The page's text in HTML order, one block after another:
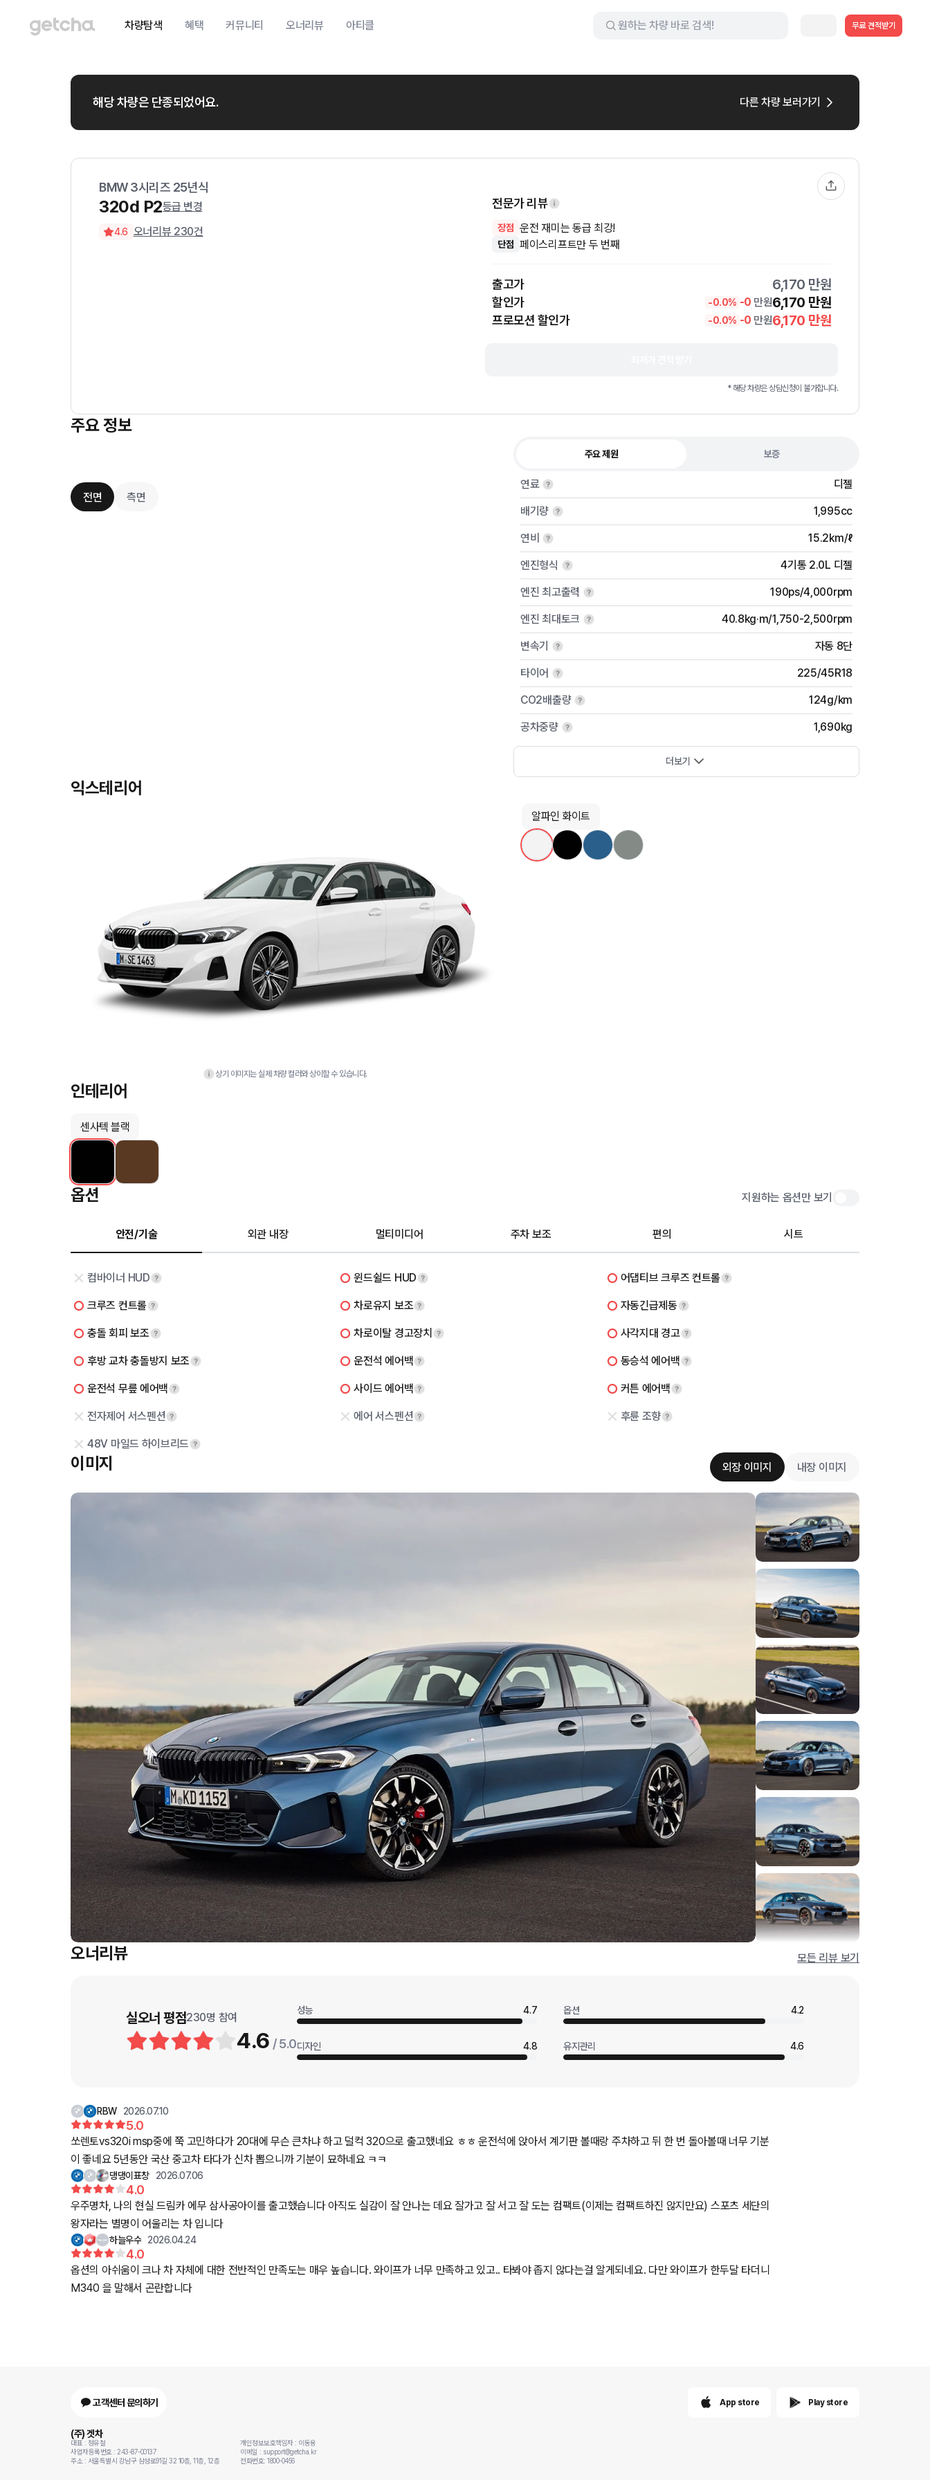
차량탐색 혜택 커뮤니티 오너리뷰 아티클 무료 견적받기
해당 차량은 단종되었어요. 다른 차량 보러가기
BMW 3시리즈 25년식
320d P2등급 변경
4.6 오너리뷰 230건
전문가 리뷰
장점 운전 재미는 동급 최강!
단점 페이스리프트만 두 번째
출고가 6,170 만원
할인가 -0.0% -0 만원6,170 만원
프로모션 할인가 -0.0% -0 만원6,170 만원
* 해당 차량은 상담신청이 불가합니다.
주요 정보
전면 측면
주요 제원 보증
연료 디젤
배기량 1,995cc
연비 15.2km/ℓ
엔진형식 4기통 2.0L 디젤
엔진 최고출력 190ps/4,000rpm
엔진 최대토크 40.8kg·m/1,750-2,500rpm
변속기 자동 8단
타이어 225/45R18
CO2배출량 124g/km
공차중량 1,690kg
더보기
익스테리어
상기 이미지는 실제 차량 컬러와 상이할 수 있습니다.
알파인 화이트
인테리어
센사텍 블랙
옵션 지원하는 옵션만 보기
안전/기술 외관 내장 멀티미디어 주차 보조 편의 시트
컴바이너 HUD 윈드쉴드 HUD 어댑티브 크루즈 컨트롤
크루즈 컨트롤 차로유지 보조 자동긴급제동
충돌 회피 보조 차로이탈 경고장치 사각지대 경고
후방 교차 충돌방지 보조 운전석 에어백 동승석 에어백
운전석 무릎 에어백 사이드 에어백 커튼 에어백
전자제어 서스펜션 에어 서스펜션 후륜 조향
48V 마일드 하이브리드
이미지 외장 이미지 내장 이미지
오너리뷰 모든 리뷰 보기
실오너 평점230명 참여
4.6 / 5.0
성능 4.7 옵션 4.2
디자인 4.8 유지관리 4.6
RBW 2026.07.10
5.0
쏘렌토vs320i msp중에 쭉 고민하다가 20대에 무슨 큰차냐 하고 덜컥 320으로 출고했네요 ㅎㅎ 운전석에 앉아서 계기판 볼때랑 주차하고 뒤 한 번 돌아볼때 너무 기분
이 좋네요 5년동안 국산 중고차 타다가 신차 뽑으니까 기분이 묘하네요 ㅋㅋ
댕댕이표창 2026.07.06
4.0
우주명차, 나의 현실 드림카 에무 삼사공아이를 출고했습니다 아직도 실감이 잘 안나는 데요 잘가고 잘 서고 잘 도는 컴팩트(이제는 컴팩트하진 않지만요) 스포츠 세단의
왕자라는 별명이 어울리는 차 입니다
하늘우수 2026.04.24
4.0
옵션의 아쉬움이 크나 차 자체에 대한 전반적인 만족도는 매우 높습니다. 와이프가 너무 만족하고 있고.. 타봐야 좁지 않다는걸 알게되네요. 다만 와이프가 한두달 타더니
M340 을 말해서 곤란합니다
고객센터 문의하기 App store Play store
(주) 겟차
대표 : 정유철
사업자등록번호 : 243-87-00137
주소 : 서울특별시 강남구 삼성로91길 32 10층, 11층, 12층
개인정보보호책임자 : 이동용
이메일 : support@getcha.kr
전화번호: 1800-0456